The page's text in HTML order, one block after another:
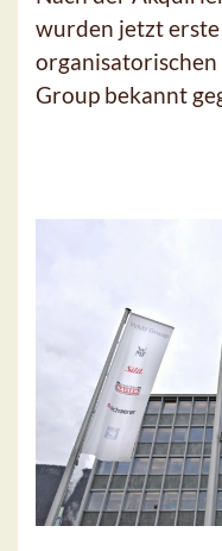
wurden jetzt
Group bekannt